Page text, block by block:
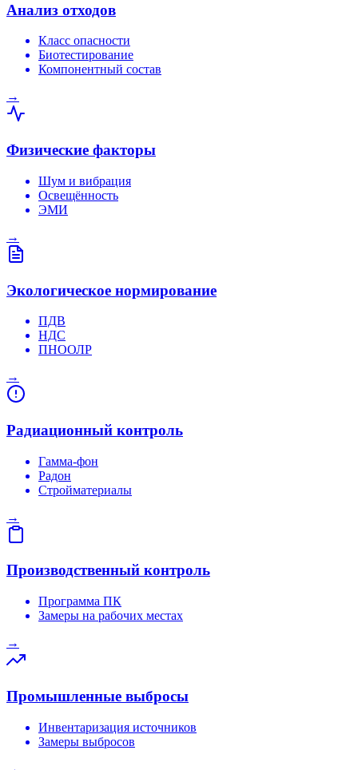
Анализ отходов
Класс опасности
Биотестирование
Компонентный состав
→
Физические факторы
Шум и вибрация
Освещённость
ЭМИ
→
Экологическое нормирование
ПДВ
НДС
ПНООЛР
→
Радиационный контроль
Гамма-фон
Радон
Стройматериалы
→
Производственный контроль
Программа ПК
Замеры на рабочих местах
→
Промышленные выбросы
Инвентаризация источников
Замеры выбросов